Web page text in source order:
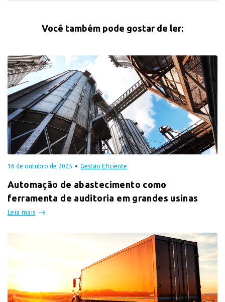
Você também pode gostar de ler:
16 de outubro de 2025 Gestão Eficiente
Automação de abastecimento como
ferramenta de auditoria em grandes usinas
Leia mais